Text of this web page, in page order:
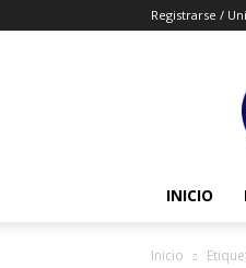
Registrarse /
INICIO
Inicio